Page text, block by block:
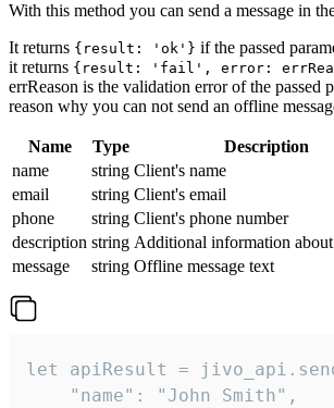
With this method you can send a message in
It returns {result: 'ok'} if the passed
it returns {result: 'fail', error:
errReason is the validation error of the passed
reason why you can not send an offline
Name Type
Description
name
string Client's name
email
string Client's email
phone
string Client's phone number
description string Additional information
message
string Offline message text
let apiResult =
    "name": "John Smith",